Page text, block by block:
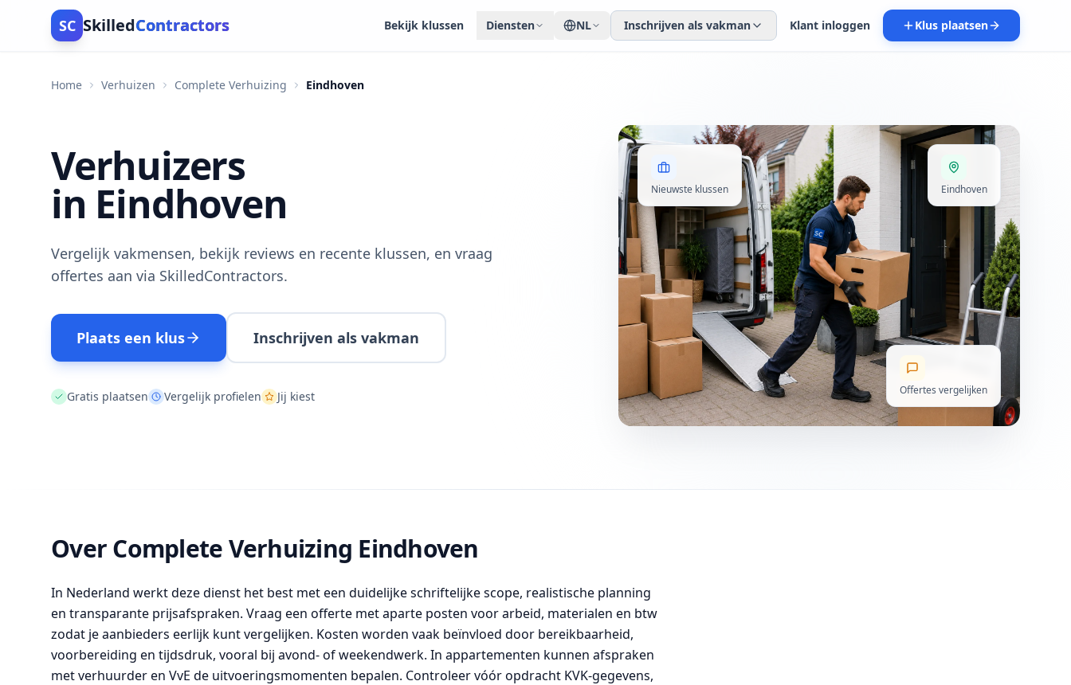
SC SkilledContractors Bekijk klussen Diensten NL Inschrijven als vakman Klant inloggen Klus plaatsen
Home Verhuizen Complete Verhuizing Eindhoven
Verhuizers
in Eindhoven
Vergelijk vakmensen, bekijk reviews en recente klussen, en vraag
offertes aan via SkilledContractors.
Plaats een klus Inschrijven als vakman
Gratis plaatsen Vergelijk profielen Jij kiest
Nieuwste klussen Eindhoven
Offertes vergelijken
Over Complete Verhuizing Eindhoven
In Nederland werkt deze dienst het best met een duidelijke schriftelijke scope, realistische planning
en transparante prijsafspraken. Vraag een offerte met aparte posten voor arbeid, materialen en btw
zodat je aanbieders eerlijk kunt vergelijken. Kosten worden vaak beïnvloed door bereikbaarheid,
voorbereiding en tijdsdruk, vooral bij avond- of weekendwerk. In appartementen kunnen afspraken
met verhuurder en VvE de uitvoeringsmomenten bepalen. Controleer vóór opdracht KVK-gegevens,